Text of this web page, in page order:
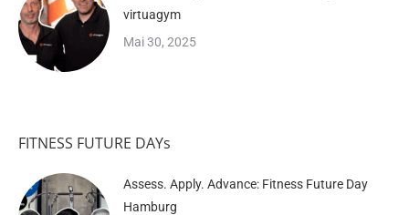
virtuagym
Mai 30, 2025
FITNESS FUTURE DAYs
Assess. Apply. Advance: Fitness Future Day
Hamburg